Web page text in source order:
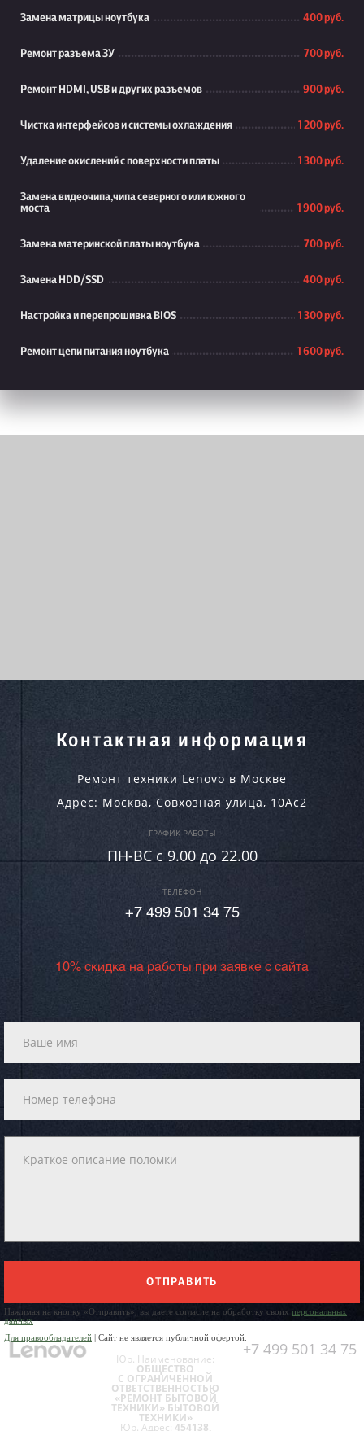
Замена матрицы ноутбука 400 руб.
Ремонт разъема ЗУ 700 руб.
Ремонт HDMI, USB и других разъемов 900 руб.
Чистка интерфейсов и системы охлаждения 1 200 руб.
Удаление окислений с поверхности платы 1 300 руб.
Замена видеочипа,чипа северного или южного
моста
1 900 руб.
Замена материнской платы ноутбука 700 руб.
Замена HDD/SSD 400 руб.
Настройка и перепрошивка BIOS 1 300 руб.
Ремонт цепи питания ноутбука 1 600 руб.
Контактная информация
Ремонт техники Lenovo в Москве
Адрес: Москва, Совхозная улица, 10Ас2
ГРАФИК РАБОТЫ
ПН-ВC c 9.00 до 22.00
ТЕЛЕФОН
+7 499 501 34 75
10% скидка на работы при заявке с сайта
ОТПРАВИТЬ
Нажимая на кнопку «Отправить», вы даете согласие на обработку своих персональных
данных
Для правообладателей | Сайт не является публичной офертой.
+7 499 501 34 75
Юр. Наименование:
ОБЩЕСТВО
С ОГРАНИЧЕННОЙ
ОТВЕТСТВЕННОСТЬЮ
«РЕМОНТ БЫТОВОЙ
ТЕХНИКИ» БЫТОВОЙ
ТЕХНИКИ»
Юр. Адрес: 454138,